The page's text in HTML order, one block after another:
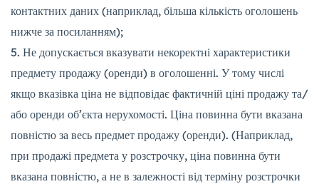
контактних даних (наприклад, більша кількість оголошень
нижче за посиланням);
Не допускається вказувати некоректні характеристики
предмету продажу (оренди) в оголошенні. У тому числі
якщо вказівка ціна не відповідає фактичній ціні продажу та/
або оренди об’єкта нерухомості. Ціна повинна бути вказана
повністю за весь предмет продажу (оренди). (Наприклад,
при продажі предмета у розстрочку, ціна повинна бути
вказана повністю, а не в залежності від терміну розстрочки